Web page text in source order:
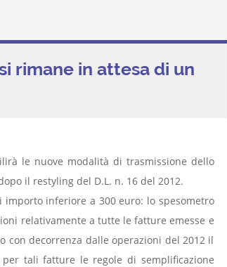
rimane in attesa di un
le nuove modalità di trasmissione dello
il restyling del D.L. n. 16 del 2012.
inferiore a 300 euro: lo spesometro
relativamente a tutte le fatture emesse e
con decorrenza dalle operazioni del 2012 il
tali fatture le regole di semplificazione